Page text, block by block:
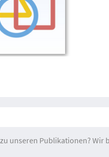
unseren Publikationen? Wir